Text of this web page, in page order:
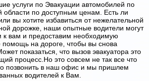
услуги по Эвакуации автомобилей по
области по доступным ценам. Есть ли
вы хотите избавиться от нежелательной
дорожке, наши опытные водители могут
вам и предоставим необходимую
на дороге, чтобы вы снова
показаться, что вызов эвакуатора это
процесс.Но это совсем не так все что
позвонить в наш офис и мы пришлем
водителей к Вам.